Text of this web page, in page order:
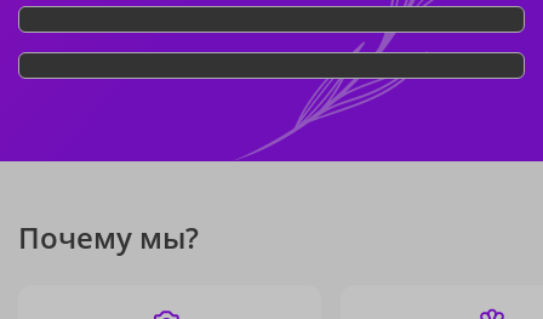
Почему мы?